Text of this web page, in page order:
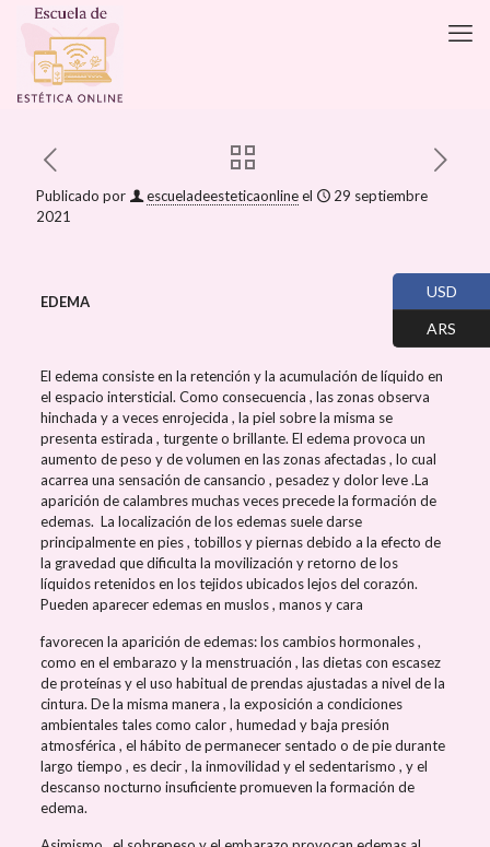
Publicado por escueladeesteticaonlineel
29 septiembre
2021
EDEMA
El edema consiste en la retención y la acumulación de líquido en
el espacio intersticial. Como consecuencia , las zonas observa
hinchada y a veces enrojecida , la piel sobre la misma se
presenta estirada , turgente o brillante. El edema provoca un
aumento de peso y de volumen en las zonas afectadas , lo cual
acarrea una sensación de cansancio , pesadez y dolor leve .La
aparición de calambres muchas veces precede la formación de
edemas. La localización de los edemas suele darse
principalmente en pies , tobillos y piernas debido a la efecto de
la gravedad que dificulta la movilización y retorno de los
líquidos retenidos en los tejidos ubicados lejos del corazón.
Pueden aparecer edemas en muslos , manos y cara
favorecen la aparición de edemas: los cambios hormonales ,
como en el embarazo y la menstruación , las dietas con escasez
de proteínas y el uso habitual de prendas ajustadas a nivel de la
cintura. De la misma manera , la exposición a condiciones
ambientales tales como calor , humedad y baja presión
atmosférica , el hábito de permanecer sentado o de pie durante
largo tiempo , es decir , la inmovilidad y el sedentarismo , y el
descanso nocturno insuficiente promueven la formación de
edema.
USD
ARS